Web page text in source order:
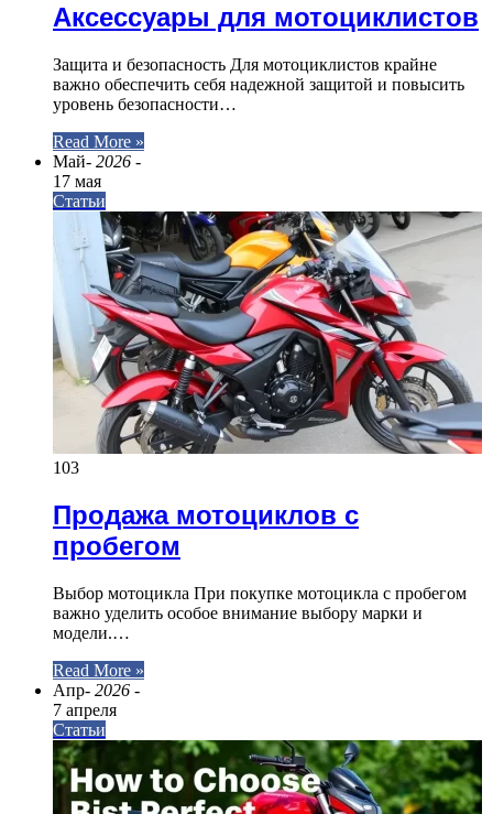
Аксессуары для мотоциклистов
Защита и безопасность Для мотоциклистов крайне
важно обеспечить себя надежной защитой и повысить
уровень безопасности…
Read More »
Май- 2026 -
17 мая
Статьи
103
Продажа мотоциклов с
пробегом
Выбор мотоцикла При покупке мотоцикла с пробегом
важно уделить особое внимание выбору марки и
модели.…
Read More »
Апр- 2026 -
7 апреля
Статьи